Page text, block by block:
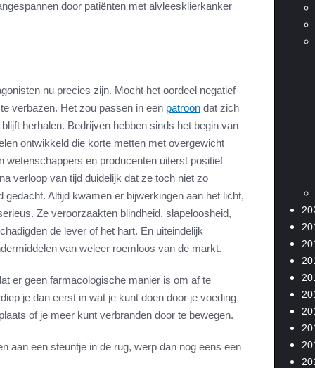
door patiënten met alvleesklierkanker
nu precies zijn. Mocht het oordeel negatief
verbazen. Het zou passen in een patroon dat zich
herhalen. Bedrijven hebben sinds het begin van
ontwikkeld die korte metten met overgewicht
wetenschappers en producenten uiterst positief
verloop van tijd duidelijk dat ze toch niet zo
Altijd kwamen er bijwerkingen aan het licht,
Ze veroorzaakten blindheid, slapeloosheid,
de lever of het hart. En uiteindelijk
van weleer roemloos van de markt.
er geen farmacologische manier is om af te
je dan eerst in wat je kunt doen door je voeding
of je meer kunt verbranden door te bewegen.
aan een steuntje in de rug, werp dan nog eens een